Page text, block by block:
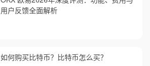
用户反馈全面解析
如何购买比特币？比特币怎么买？